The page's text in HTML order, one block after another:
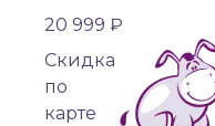
20 999 ₽
Cкидка
по
карте